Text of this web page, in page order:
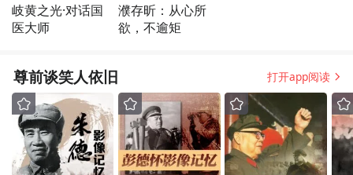
岐黄之光·对话国
医大师
濮存昕：从心所
欲，不逾矩
尊前谈笑人依旧 打开app阅读